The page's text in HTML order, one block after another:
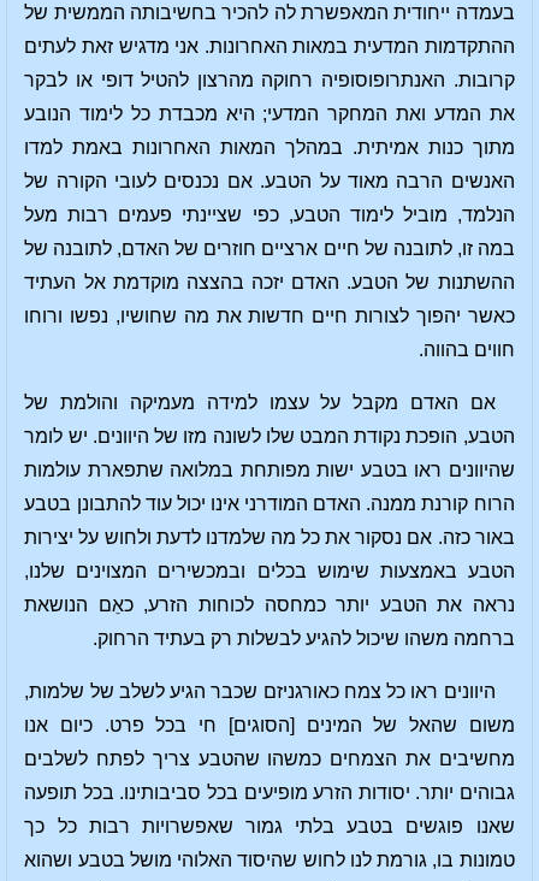
בעמדה ייחודית המאפשרת לה להכיר בחשיבותה הממשית של
ההתקדמות המדעית במאות האחרונות. אני מדגיש זאת לעתים
קרובות. האנתרופוסופיה רחוקה מהרצון להטיל דופי או לבקר
את המדע ואת המחקר המדעי; היא מכבדת כל לימוד הנובע
מתוך כנות אמיתית. במהלך המאות האחרונות באמת למדו
האנשים הרבה מאוד על הטבע. אם נכנסים לעובי הקורה של
הנלמד, מוביל לימוד הטבע, כפי שציינתי פעמים רבות מעל
במה זו, לתובנה של חיים ארציים חוזרים של האדם, לתובנה של
ההשתנות של הטבע. האדם יזכה בהצצה מוקדמת אל העתיד
כאשר יהפוך לצורות חיים חדשות את מה שחושיו, נפשו ורוחו
חווים בהווה.
אם האדם מקבל על עצמו למידה מעמיקה והולמת של
הטבע, הופכת נקודת המבט שלו לשונה מזו של היוונים. יש לומר
שהיוונים ראו בטבע ישות מפותחת במלואה שתפארת עולמות
הרוח קורנת ממנה. האדם המודרני אינו יכול עוד להתבונן בטבע
באור כזה. אם נסקור את כל מה שלמדנו לדעת ולחוש על יצירות
הטבע באמצעות שימוש בכלים ובמכשירים המצוינים שלנו,
נראה את הטבע יותר כמחסה לכוחות הזרע, כאֵם הנושאת
ברחמה משהו שיכול להגיע לבשלות רק בעתיד הרחוק.
היוונים ראו כל צמח כאורגניזם שכבר הגיע לשלב של שלמות,
משום שהאל של המינים [הסוגים] חי בכל פרט. כיום אנו
מחשיבים את הצמחים כמשהו שהטבע צריך לפתח לשלבים
גבוהים יותר. יסודות הזרע מופיעים בכל סביבותינו. בכל תופעה
שאנו פוגשים בטבע בלתי גמור שאפשרויות רבות כל כך
טמונות בו, גורמת לנו לחוש שהיסוד האלוהי מושל בטבע ושהוא